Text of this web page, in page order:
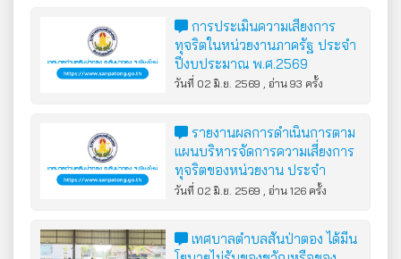
การประเมินความเสี่ยงการ
ทุจริตในหน่วยงานภาครัฐ ประจำ
ปีงบประมาณ พ.ศ.2569
วันที่ 02 มิ.ย. 2569 , อ่าน 93 ครั้ง
รายงานผลการดำเนินการตาม
แผนบริหารจัดการความเสี่ยงการ
ทุจริตของหน่วยงาน ประจำ
ปีงบประมาณ พ.ศ.2568
วันที่ 02 มิ.ย. 2569 , อ่าน 126 ครั้ง
เทศบาลตำบลสันป่าตอง ได้มีน